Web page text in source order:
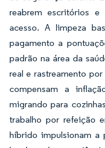
reabrem escritórios
acesso. A limpeza
pagamento a
padrão na área da
real e rastreamento
compensam a
migrando para
trabalho por refeição
híbrido impulsionam a